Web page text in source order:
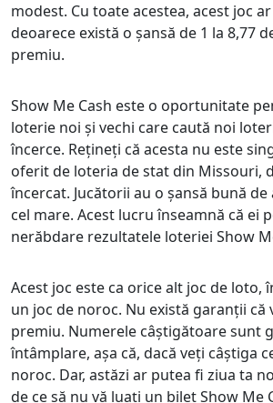
modest. Cu toate acestea, acest joc
deoarece există o șansă de 1 la 8,77
premiu.
Show Me Cash este o oportunitate
loterie noi și vechi care caută noi
încerce. Rețineți că acesta nu este
oferit de loteria de stat din Missouri,
încercat. Jucătorii au o șansă bună
cel mare. Acest lucru înseamnă că ei
nerăbdare rezultatele loteriei Show
Acest joc este ca orice alt joc de loto,
un joc de noroc. Nu există garanții că
premiu. Numerele câștigătoare sunt
întâmplare, așa că, dacă veți câștiga
noroc. Dar, astăzi ar putea fi ziua ta
de ce să nu vă luați un bilet Show Me